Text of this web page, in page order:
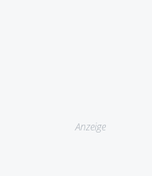
Anzeige